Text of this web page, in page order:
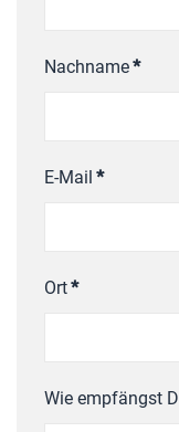
Nachname*
E-Mail *
Ort*
Wie empfängst